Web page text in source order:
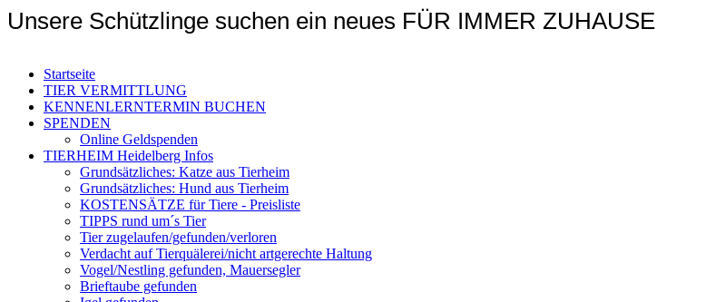
Unsere Schützlinge suchen ein neues FÜR IMMER ZUHAUSE
Startseite
TIER VERMITTLUNG
KENNENLERNTERMIN BUCHEN
SPENDEN
Online Geldspenden
TIERHEIM Heidelberg Infos
Grundsätzliches: Katze aus Tierheim
Grundsätzliches: Hund aus Tierheim
KOSTENSÄTZE für Tiere - Preisliste
TIPPS rund um´s Tier
Tier zugelaufen/gefunden/verloren
Verdacht auf Tierquälerei/nicht artgerechte Haltung
Vogel/Nestling gefunden, Mauersegler
Brieftaube gefunden